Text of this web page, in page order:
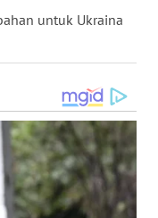
untuk Ukraina